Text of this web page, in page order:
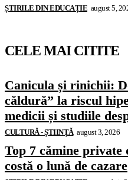
ȘTIRILE DIN EDUCAȚIE august 5,
CELE MAI CITITE
Canicula și rinichii:
căldură” la riscul
medicii și studiile
CULTURĂ - ȘTIINȚĂ august 3, 2026
Top 7 cămine
costă o lună de cazare